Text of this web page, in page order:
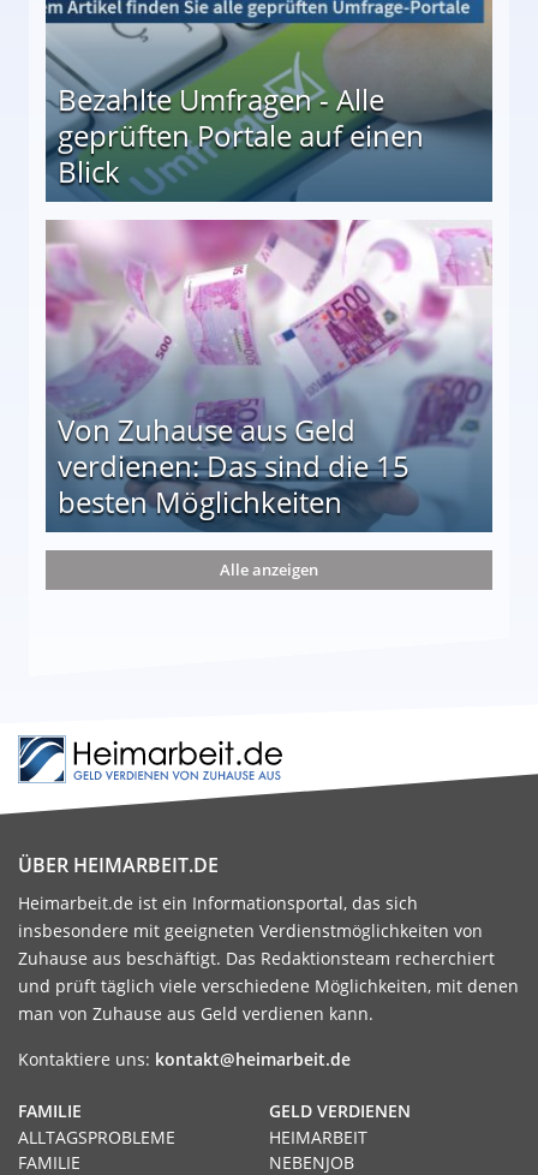
Bezahlte Umfragen - Alle
geprüften Portale auf einen
Blick
auf einen Blick
Von Zuhause aus Geld
verdienen: Das sind die 15
besten Möglichkeiten
die 15 besten Möglichkeiten
Alle anzeigen
ÜBER HEIMARBEIT.DE
Heimarbeit.de ist ein Informationsportal, das sich
insbesondere mit geeigneten Verdienstmöglichkeiten von
Zuhause aus beschäftigt. Das Redaktionsteam recherchiert
und prüft täglich viele verschiedene Möglichkeiten, mit denen
man von Zuhause aus Geld verdienen kann.
Kontaktiere uns: kontakt@heimarbeit.de
GELD VERDIENEN
HEIMARBEIT
NEBENJOB
FAMILIE
ALLTAGSPROBLEME
FAMILIE